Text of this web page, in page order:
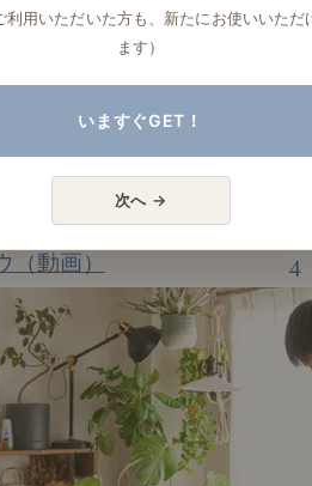
ツアー｜北欧ヴィンテージ
人暮らしのリノベーション
2023年10月30日(月)
具にあこがれて。
動画）
4
利用いただいた方も、新たにお使いいただ
ます）
いますぐGET！
次へ →